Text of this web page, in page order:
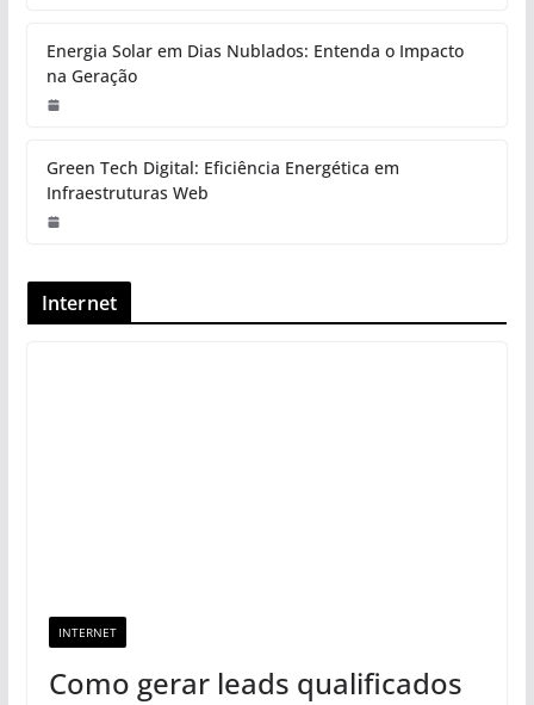
Energia Solar em Dias Nublados: Entenda o Impacto
na Geração
Green Tech Digital: Eficiência Energética em
Infraestruturas Web
Internet
INTERNET
Como gerar leads qualificados